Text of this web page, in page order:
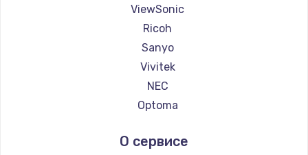
ViewSonic
Ricoh
Sanyo
Vivitek
NEC
Optoma
Infocus
О сервисе